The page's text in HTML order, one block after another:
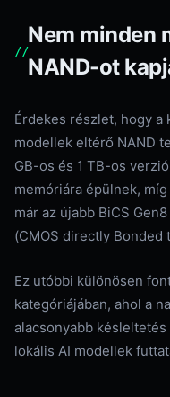
Nem minden
NAND-ot
Érdekes részlet, hogy a
modellek eltérő NAND
GB-os és 1 TB-os
memóriára épülnek,
már az újabb BiCS
(CMOS directly Bonded
Ez utóbbi különösen
kategóriájában, ahol a
alacsonyabb
lokális AI modellek